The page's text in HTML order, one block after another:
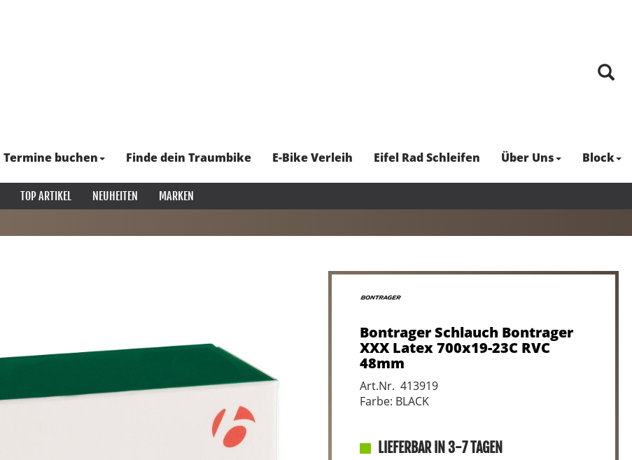
Termine buchen Finde dein Traumbike E-Bike Verleih Eifel Rad Schleifen Über Uns Block
TOP ARTIKEL NEUHEITEN
MARKEN
Bontrager Schlauch Bontrager
XXX Latex 700x19-23C RVC
48mm
Art.Nr. 413919
Farbe: BLACK
LIEFERBAR IN 3-7 TAGEN